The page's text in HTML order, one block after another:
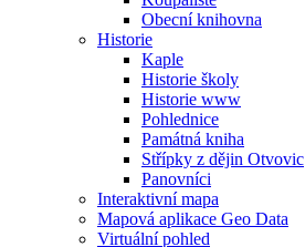
Obecní knihovna
Historie
Kaple
Historie školy
Historie www
Pohlednice
Památná kniha
Střípky z dějin Otvovic
Panovníci
Interaktivní mapa
Mapová aplikace Geo Data
Virtuální pohled